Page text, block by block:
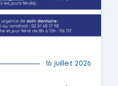
16 juillet 2026